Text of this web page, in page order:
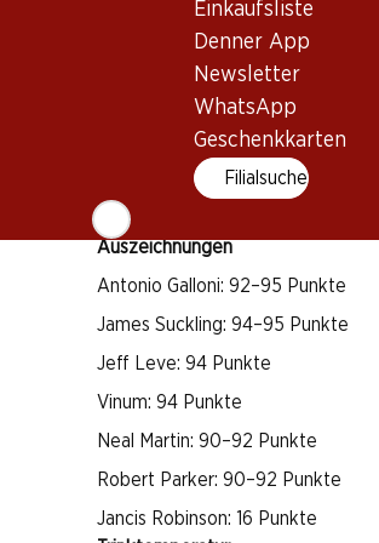
Einkaufsliste
Denner App
Newsletter
WhatsApp
Geschenkkarten
Filialsuche
Cabernet Franc
Auszeichnungen
Antonio Galloni: 92–95 Punkte
James Suckling: 94–95 Punkte
Jeff Leve: 94 Punkte
Vinum: 94 Punkte
Neal Martin: 90–92 Punkte
Robert Parker: 90–92 Punkte
Jancis Robinson: 16 Punkte